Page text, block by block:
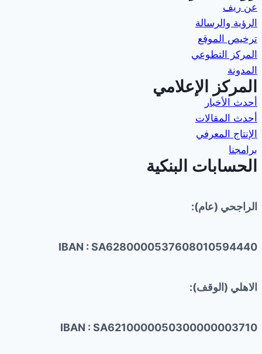
عن ريف
الرؤية والرسالة
ترخيص الموقع
المركز التطوعي
المدونة
المركز الإعلامي
أحدث الأخبار
أحدث المقالات
الإنتاج المعرفي
برامجنا
الحسابات البنكية
الراجحي (عام):
IBAN : SA6280000537608010594440
الاهلي (الوقف):
IBAN : SA6210000050300000003710